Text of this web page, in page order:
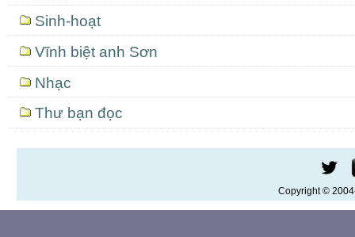
Sinh-hoạt
Vĩnh biệt anh Sơn
Nhạc
Thư bạn đọc
Copyright ©